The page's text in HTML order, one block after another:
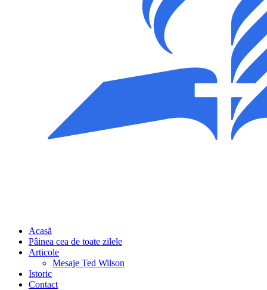
Acasă
Pâinea cea de toate zilele
Articole
Mesaje Ted Wilson
Istoric
Contact